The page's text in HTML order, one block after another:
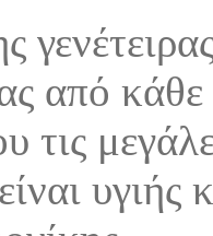
από
τις
υγιής